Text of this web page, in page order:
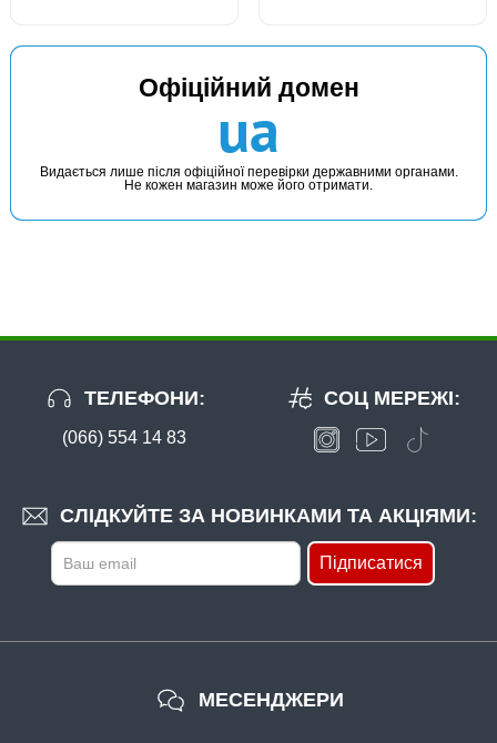
КУПИТИ
Грузило "Чебурашка" - 5 г
В наявності
Грузило "Чебурашка" - 6 г
Офіційний домен
ua
Видається лише після офіційної перевірки державними органами.
Не кожен магазин може його отримати.
ТЕЛЕФОНИ:
(066) 554 14 83
СЛІДКУЙТЕ ЗА НОВИНКАМИ ТА АКЦІЯМИ:
Підписатися
СОЦ МЕРЕЖІ:
МЕСЕНДЖЕРИ